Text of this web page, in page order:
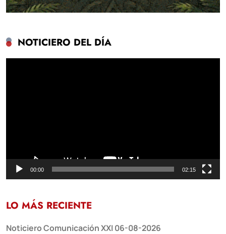
NOTICIERO DEL DÍA
00:00 02:15
LO MÁS RECIENTE
Noticiero Comunicación XXI 06-08-2026